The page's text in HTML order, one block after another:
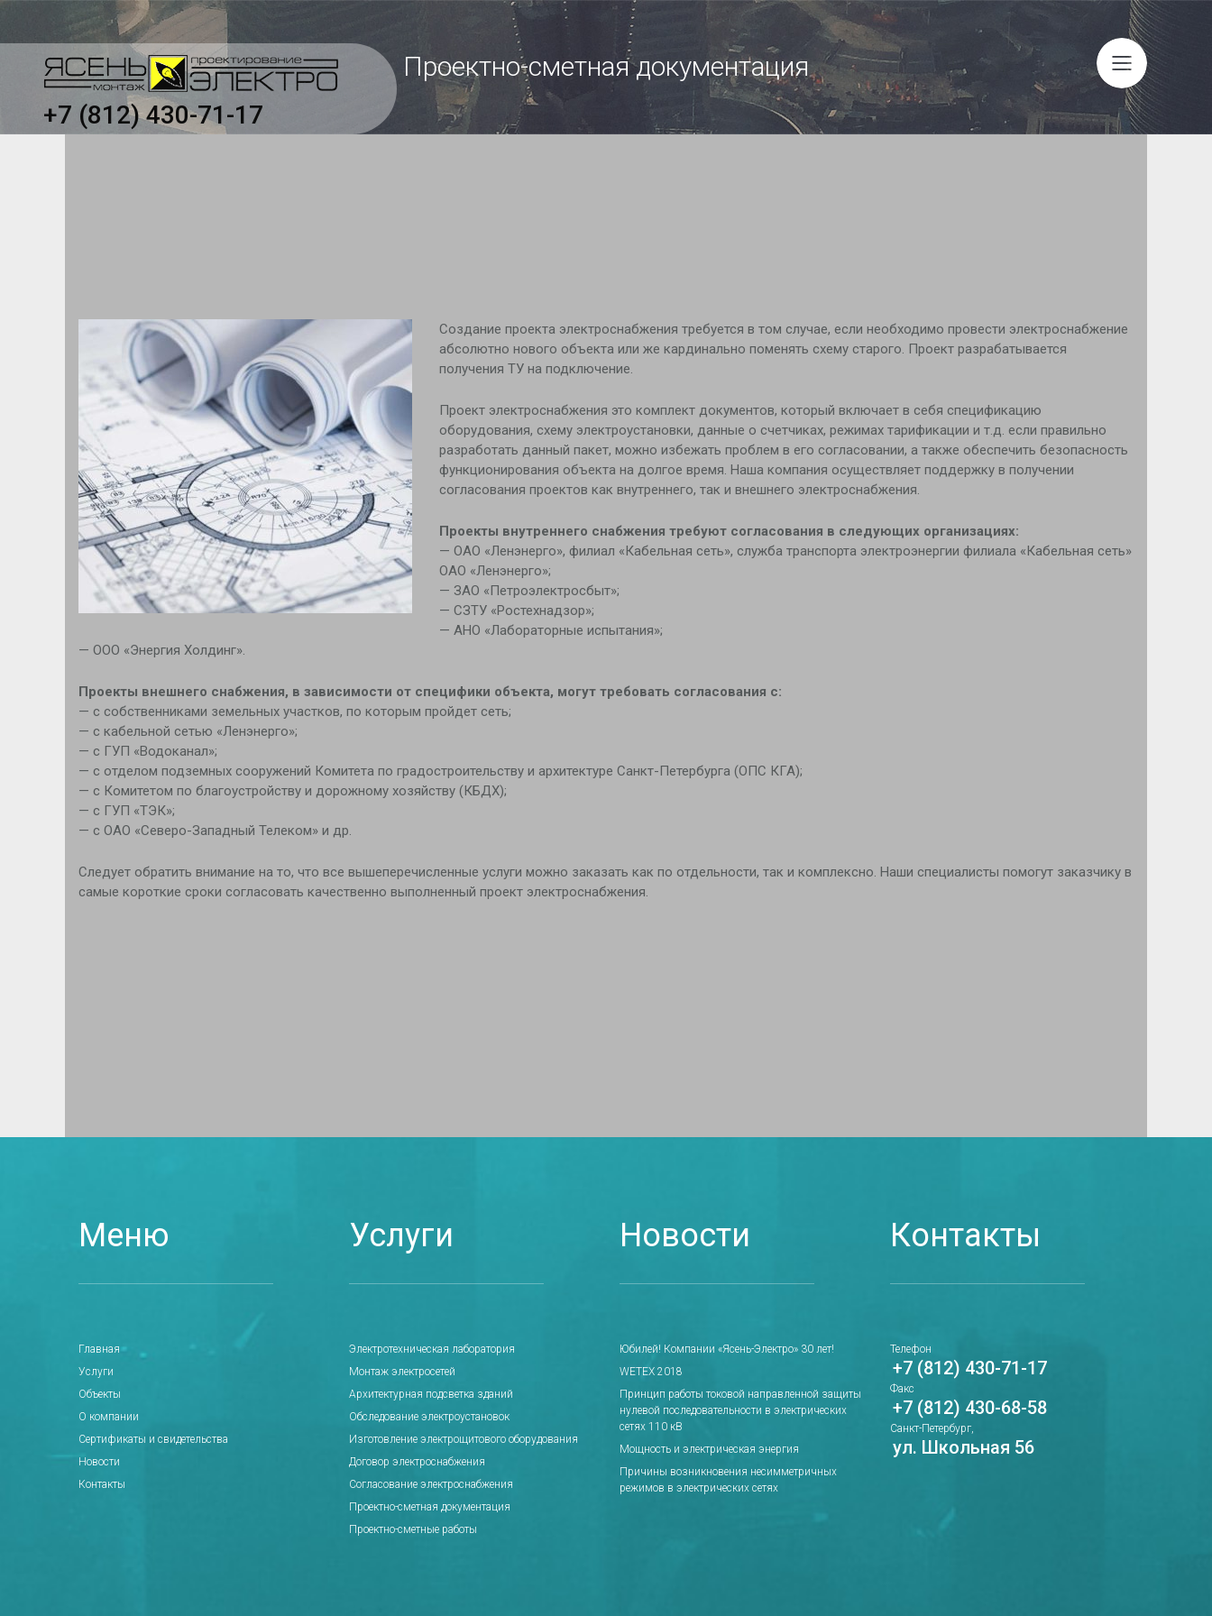
+7 (812) 430-71-17
Проектно-сметная документация
Создание проекта электроснабжения требуется в том случае, если необходимо провести электроснабжение
абсолютно нового объекта или же кардинально поменять схему старого. Проект разрабатывается
получения ТУ на подключение.
Проект электроснабжения это комплект документов, который включает в себя спецификацию
оборудования, схему электроустановки, данные о счетчиках, режимах тарификации и т.д. если правильно
разработать данный пакет, можно избежать проблем в его согласовании, а также обеспечить безопасность
функционирования объекта на долгое время. Наша компания осуществляет поддержку в получении
согласования проектов как внутреннего, так и внешнего электроснабжения.
Проекты внутреннего снабжения требуют согласования в следующих организациях:
— ОАО «Ленэнерго», филиал «Кабельная сеть», служба транспорта электроэнергии филиала «Кабельная сеть»
ОАО «Ленэнерго»;
— ЗАО «Петроэлектросбыт»;
— СЗТУ «Ростехнадзор»;
— АНО «Лабораторные испытания»;
— ООО «Энергия Холдинг».
Проекты внешнего снабжения, в зависимости от специфики объекта, могут требовать согласования с:
— с собственниками земельных участков, по которым пройдет сеть;
— с кабельной сетью «Ленэнерго»;
— с ГУП «Водоканал»;
— с отделом подземных сооружений Комитета по градостроительству и архитектуре Санкт-Петербурга (ОПС КГА);
— с Комитетом по благоустройству и дорожному хозяйству (КБДХ);
— с ГУП «ТЭК»;
— с ОАО «Северо-Западный Телеком» и др.
Следует обратить внимание на то, что все вышеперечисленные услуги можно заказать как по отдельности, так и комплексно. Наши специалисты помогут заказчику в
самые короткие сроки согласовать качественно выполненный проект электроснабжения.
Меню
Главная
Услуги
Объекты
О компании
Сертификаты и свидетельства
Новости
Контакты
Услуги
Электротехническая лаборатория
Монтаж электросетей
Архитектурная подсветка зданий
Обследование электроустановок
Изготовление электрощитового оборудования
Договор электроснабжения
Согласование электроснабжения
Проектно-сметная документация
Проектно-сметные работы
Новости
Юбилей! Компании «Ясень-Электро» 30 лет!
WETEX 2018
Принцип работы токовой направленной защиты
нулевой последовательности в электрических
сетях 110 кВ
Мощность и электрическая энергия
Причины возникновения несимметричных
режимов в электрических сетях
Контакты
Телефон
+7 (812) 430-71-17
Факс
+7 (812) 430-68-58
Санкт-Петербург,
ул. Школьная 56